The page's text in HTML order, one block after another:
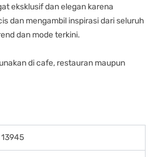
eksklusif dan elegan karena
dan mengambil inspirasi dari seluruh
dan mode terkini.
di cafe, restauran maupun
13945